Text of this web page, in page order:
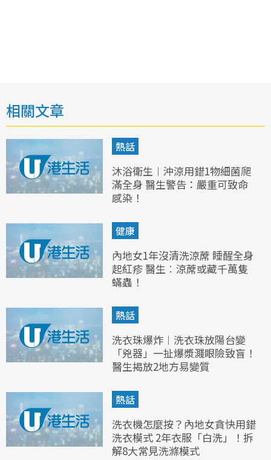
相關文章
熱話
沐浴衛生︱沖涼用錯1物細菌爬
滿全身 醫生警告：嚴重可致命
感染！
健康
內地女1年沒清洗涼蓆 睡醒全身
起紅疹 醫生︰涼蓆或藏千萬隻
蟎蟲！
熱話
洗衣珠爆炸︱洗衣珠放陽台變
「兇器」一扯爆漿濺眼險致盲！
醫生揭放2地方易變質
熱話
洗衣機怎麼按？內地女貪快用錯
洗衣模式 2年衣服「白洗」！拆
解8大常見洗滌模式